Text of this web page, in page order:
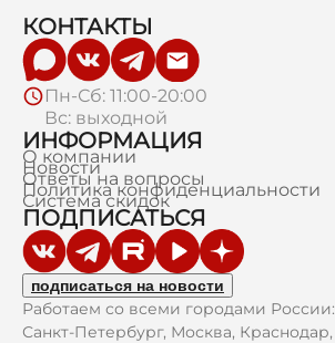
КОНТАКТЫ
Пн-Сб: 11:00-20:00
Вс: выходной
ИНФОРМАЦИЯ
О компании
Новости
Ответы на вопросы
Политика конфиденциальности
Система скидок
ПОДПИСАТЬСЯ
подписаться на новости
Работаем со всеми городами России:
Санкт-Петербург, Москва, Краснодар,